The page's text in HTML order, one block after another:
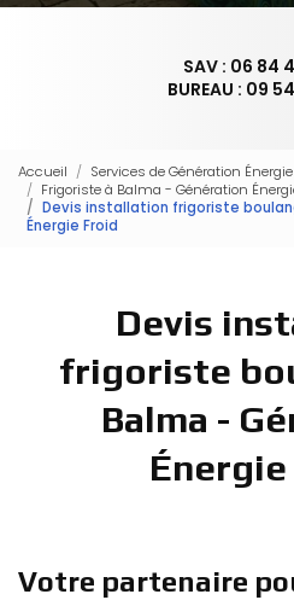
SAV : 06 84
BUREAU : 09
Accueil
Services de Génération
Frigoriste à Balma - Génération
Devis installation frigoriste
Énergie Froid
Devis
frigoriste
Balma -
Votre partenaire